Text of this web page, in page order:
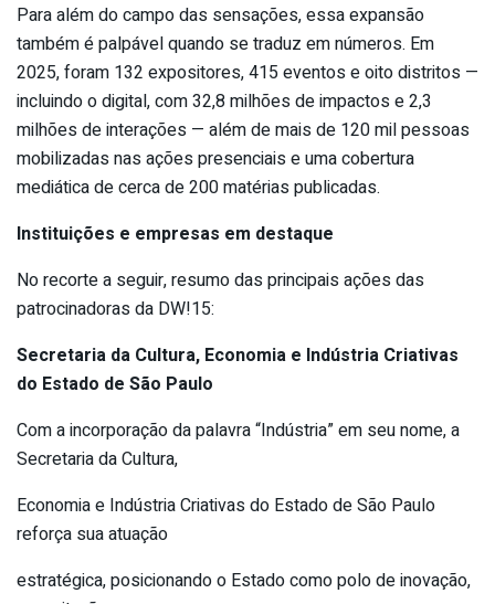
Para além do campo das sensações, essa expansão
também é palpável quando se traduz em números. Em
2025, foram 132 expositores, 415 eventos e oito distritos —
incluindo o digital, com 32,8 milhões de impactos e 2,3
milhões de interações — além de mais de 120 mil pessoas
mobilizadas nas ações presenciais e uma cobertura
mediática de cerca de 200 matérias publicadas.
Instituições e empresas em destaque
No recorte a seguir, resumo das principais ações das
patrocinadoras da DW!15:
Secretaria da Cultura, Economia e Indústria Criativas
do Estado de São Paulo
Com a incorporação da palavra “Indústria” em seu nome, a
Secretaria da Cultura,
Economia e Indústria Criativas do Estado de São Paulo
reforça sua atuação
estratégica, posicionando o Estado como polo de inovação,